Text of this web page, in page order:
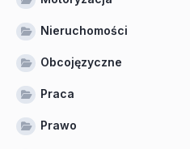
Nieruchomości
Obcojęzyczne
Praca
Prawo